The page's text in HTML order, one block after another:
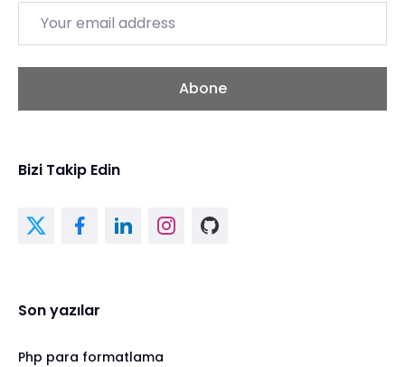
Abone
Bizi Takip Edin
Son yazılar
Php para formatlama